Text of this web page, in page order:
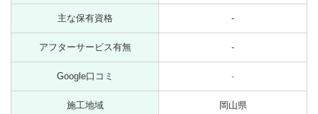
主な保有資格 -
アフターサービス有無 -
Google口コミ -
施工地域 岡山県